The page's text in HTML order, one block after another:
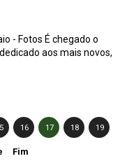
- Fotos É chegado o
aos mais novos,
16 17 18 19
Fim